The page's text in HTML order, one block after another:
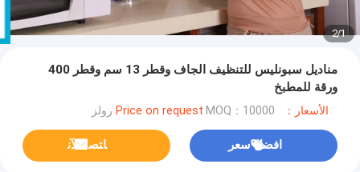
1
/
2
مناديل سبونليس للتنظيف الجاف وقطر 13 سم وقطر 400
ورقة للمطبخ
الأسعار：Price on request MOQ：10000 رولز
افضل سعر ﺎﺘﺼﻟ ﺍﻶﻧ